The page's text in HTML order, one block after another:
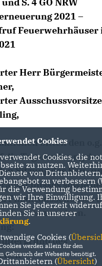
2021 –
Feuerwehrhäuser
Herr
bitten den o.g.
die Tagesordnung der
Sitzung des Bau-
sowie
Finanzausschusses
zu setzen.
des
Cookies
Cookies, die
zu nutzen.
von
zu verbessern
die Verwendung
wir Ihre Einwilligung.
Sie jederzeit
Sie in unserer
.
Cookies (
werden allein für den
Gebrauch der Webseite benötigt.
(Übersicht)